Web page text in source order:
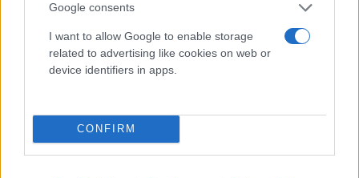
Google consents
I want to allow Google to enable storage
related to advertising like cookies on web or
device identifiers in apps.
CONFIRM